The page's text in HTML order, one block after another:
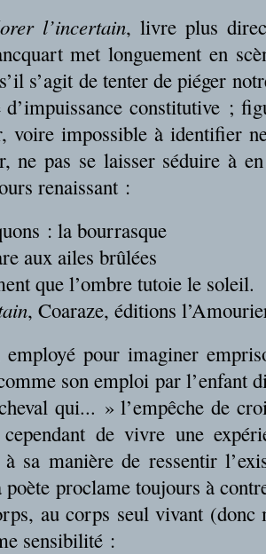
l’incertain, livre plus
met longuement en
s’agit de tenter de piéger
constitutive ;
voire impossible à identifier
ne pas se laisser séduire à
renaissant :
: la bourrasque
aux ailes brûlées
que l’ombre tutoie le soleil.
, Coaraze, éditions
pour imaginer
son emploi par l’enfant
qui... » l’empêche de
de vivre une
sa manière de ressentir
proclame toujours à
au corps seul vivant
sensibilité :